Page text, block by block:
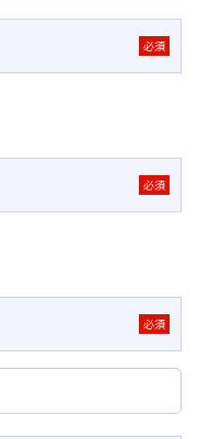
必須
必須
必須